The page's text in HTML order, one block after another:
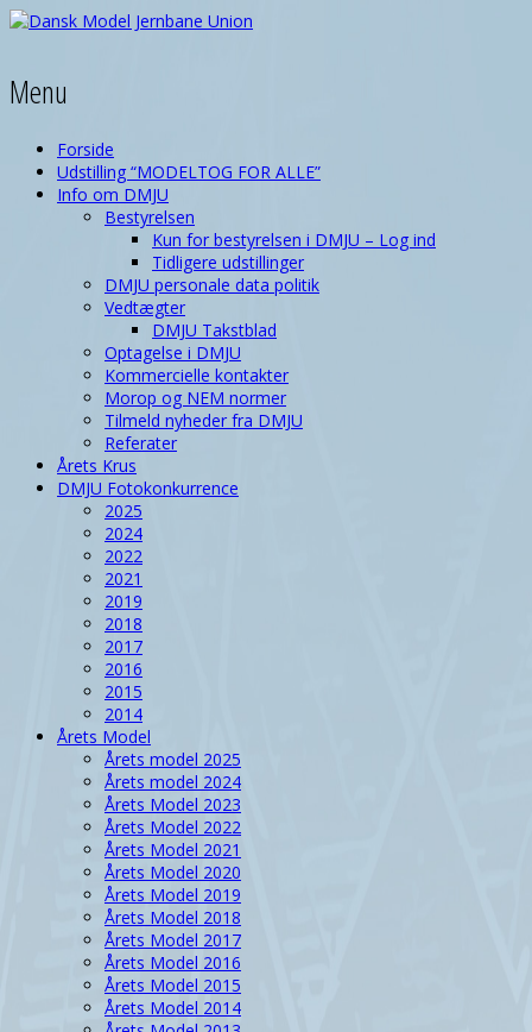
Menu
Forside
Udstilling “MODELTOG FOR ALLE”
Info om DMJU
Bestyrelsen
Kun for bestyrelsen i DMJU – Log ind
Tidligere udstillinger
DMJU personale data politik
Vedtægter
DMJU Takstblad
Optagelse i DMJU
Kommercielle kontakter
Morop og NEM normer
Tilmeld nyheder fra DMJU
Referater
Årets Krus
DMJU Fotokonkurrence
2025
2024
2022
2021
2019
2018
2017
2016
2015
2014
Årets Model
Årets model 2025
Årets model 2024
Årets Model 2023
Årets Model 2022
Årets Model 2021
Årets Model 2020
Årets Model 2019
Årets Model 2018
Årets Model 2017
Årets Model 2016
Årets Model 2015
Årets Model 2014